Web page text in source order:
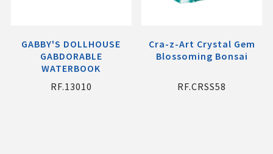
GABBY'S DOLLHOUSE
GABDORABLE
WATERBOOK
RF.13010
Cra-z-Art Crystal Gem
Blossoming Bonsai
RF.CRSS58